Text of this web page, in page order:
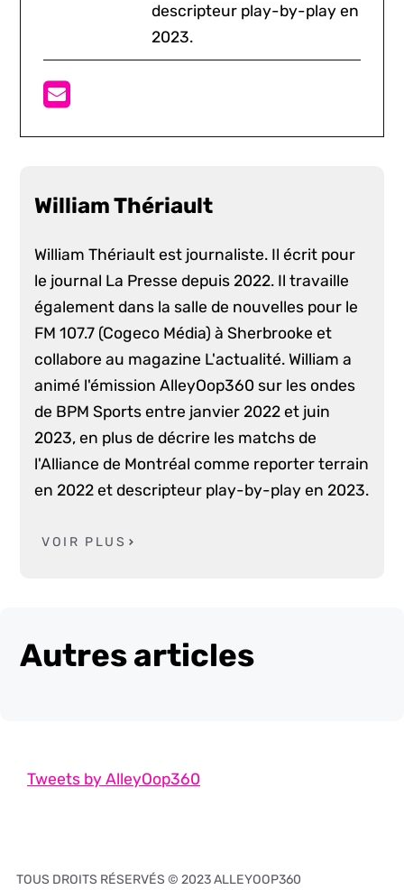
descripteur play-by-play en
2023.
William Thériault
William Thériault est journaliste. Il écrit pour
le journal La Presse depuis 2022. Il travaille
également dans la salle de nouvelles pour le
FM 107.7 (Cogeco Média) à Sherbrooke et
collabore au magazine L'actualité. William a
animé l'émission AlleyOop360 sur les ondes
de BPM Sports entre janvier 2022 et juin
2023, en plus de décrire les matchs de
l'Alliance de Montréal comme reporter terrain
en 2022 et descripteur play-by-play en 2023.
VOIR PLUS
Autres articles
Tweets by AlleyOop360
TOUS DROITS RÉSERVÉS © 2023 ALLEYOOP360